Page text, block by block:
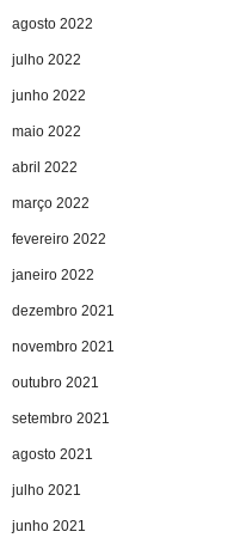
agosto 2022
julho 2022
junho 2022
maio 2022
abril 2022
março 2022
fevereiro 2022
janeiro 2022
dezembro 2021
novembro 2021
outubro 2021
setembro 2021
agosto 2021
julho 2021
junho 2021